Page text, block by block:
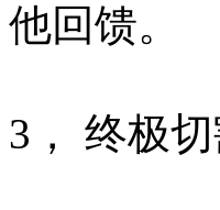
他回馈。
3， 终极